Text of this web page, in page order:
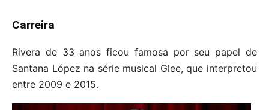
Carreira
Rivera de 33 anos ficou famosa por seu papel de
Santana López na série musical Glee, que interpretou
entre 2009 e 2015.